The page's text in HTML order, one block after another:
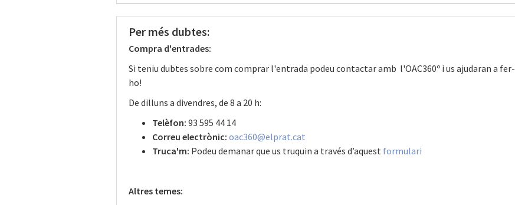
Per més dubtes:
Compra d'entrades:
Si teniu dubtes sobre com comprar l'entrada podeu contactar amb l'OAC360º i us ajudaran a fer-
ho!
De dilluns a divendres, de 8 a 20 h:
Telèfon: 93 595 44 14
Correu electrònic: oac360@elprat.cat
Truca'm: Podeu demanar que us truquin a través d’aquest formulari
Altres temes: